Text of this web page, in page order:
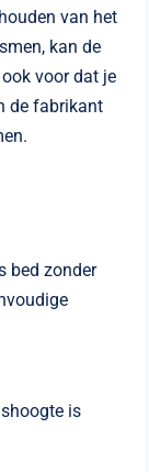
van het
kan de
voor dat je
de fabrikant
bed zonder
is